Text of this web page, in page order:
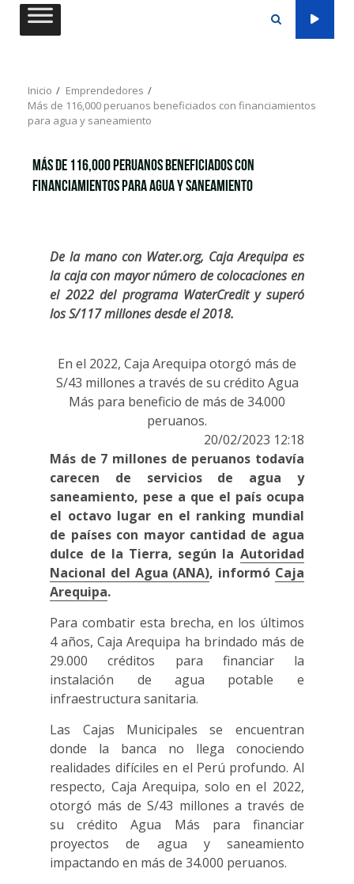
Saltar
Inicio
Emprendedores
Más de 116,000 peruanos beneficiados con financiamientos
para agua y saneamiento
Más de 116,000 peruanos beneficiados con
financiamientos para agua y saneamiento
De la mano con Water.org, Caja Arequipa es
la caja con mayor número de colocaciones en
el 2022 del programa WaterCredit y superó
los S/117 millones desde el 2018.
En el 2022, Caja Arequipa otorgó más de
S/43 millones a través de su crédito Agua
Más para beneficio de más de 34.000
peruanos.
20/02/2023 12:18
Más de 7 millones de peruanos todavía
carecen de servicios de agua y
saneamiento, pese a que el país ocupa
el octavo lugar en el ranking mundial
de países con mayor cantidad de agua
dulce de la Tierra, según la Autoridad
Nacional del Agua (ANA), informó Caja
Arequipa.
Para combatir esta brecha, en los últimos
4 años, Caja Arequipa ha brindado más de
29.000 créditos para financiar la
instalación de agua potable e
infraestructura sanitaria.
Las Cajas Municipales se encuentran
donde la banca no llega conociendo
realidades difíciles en el Perú profundo. Al
respecto, Caja Arequipa, solo en el 2022,
otorgó más de S/43 millones a través de
su crédito Agua Más para financiar
proyectos de agua y saneamiento
impactando en más de 34.000 peruanos.